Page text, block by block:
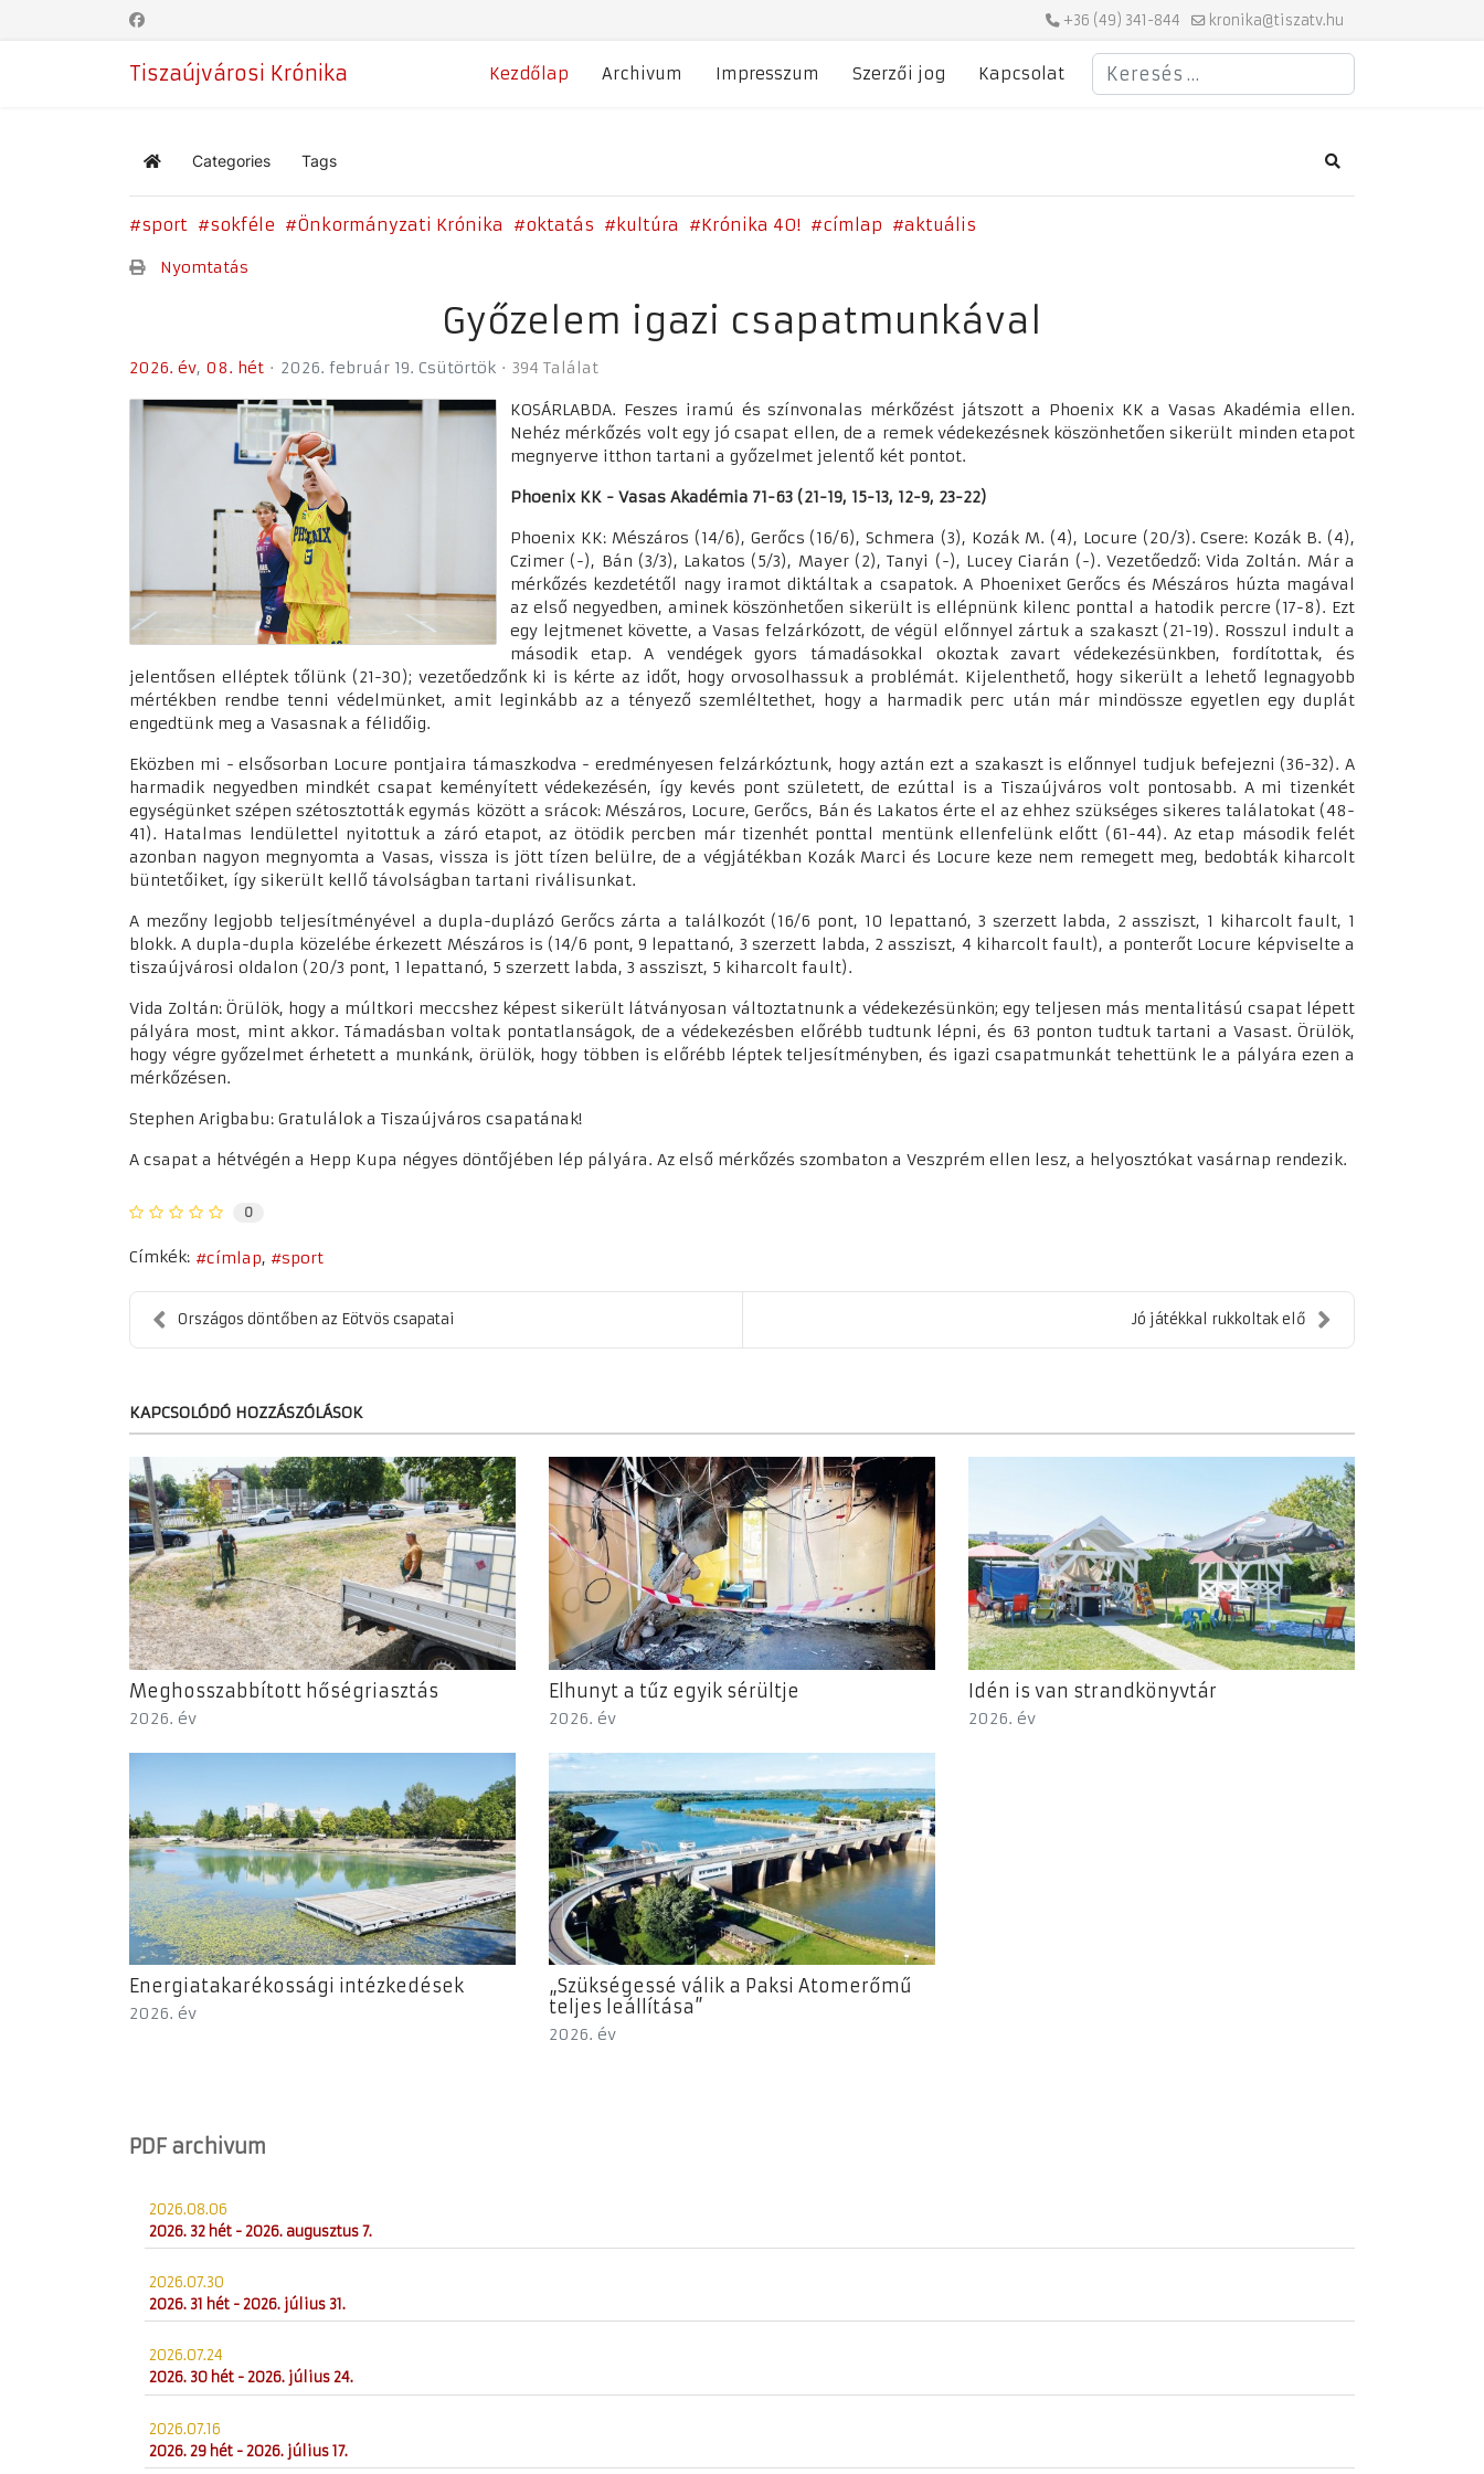
+36 (49) 341-844 kronika@tiszatv.hu
Tiszaújvárosi Krónika Kezdőlap Archivum Impresszum Szerzői jog Kapcsolat
Keresés
Home Categories Tags Search
sport sokféle Önkormányzati Krónika oktatás kultúra Krónika 40! címlap aktuális
Nyomtatás
Győzelem igazi csapatmunkával
2026. év 08. hét 2026. február 19. Csütörtök 394 Találat
KOSÁRLABDA. Feszes iramú és színvonalas mérkőzést játszott a Phoenix KK a Vasas Akadémia ellen.
Nehéz mérkőzés volt egy jó csapat ellen, de a remek védekezésnek köszönhetően sikerült minden etapot
megnyerve itthon tartani a győzelmet jelentő két pontot.
Phoenix KK - Vasas Akadémia 71-63 (21-19, 15-13, 12-9, 23-22)
Phoenix KK: Mészáros (14/6), Gerőcs (16/6), Schmera (3), Kozák M. (4), Locure (20/3). Csere: Kozák B. (4),
Czimer (-), Bán (3/3), Lakatos (5/3), Mayer (2), Tanyi (-), Lucey Ciarán (-). Vezetőedző: Vida Zoltán. Már a
mérkőzés kezdetétől nagy iramot diktáltak a csapatok. A Phoenixet Gerőcs és Mészáros húzta magával
az első negyedben, aminek köszönhetően sikerült is ellépnünk kilenc ponttal a hatodik percre (17-8). Ezt
egy lejtmenet követte, a Vasas felzárkózott, de végül előnnyel zártuk a szakaszt (21-19). Rosszul indult a
második etap. A vendégek gyors támadásokkal okoztak zavart védekezésünkben, fordítottak, és
jelentősen elléptek tőlünk (21-30); vezetőedzőnk ki is kérte az időt, hogy orvosolhassuk a problémát. Kijelenthető, hogy sikerült a lehető legnagyobb
mértékben rendbe tenni védelmünket, amit leginkább az a tényező szemléltethet, hogy a harmadik perc után már mindössze egyetlen egy duplát
engedtünk meg a Vasasnak a félidőig.
Eközben mi - elsősorban Locure pontjaira támaszkodva - eredményesen felzárkóztunk, hogy aztán ezt a szakaszt is előnnyel tudjuk befejezni (36-32). A
harmadik negyedben mindkét csapat keményített védekezésén, így kevés pont született, de ezúttal is a Tiszaújváros volt pontosabb. A mi tizenkét
egységünket szépen szétosztották egymás között a srácok: Mészáros, Locure, Gerőcs, Bán és Lakatos érte el az ehhez szükséges sikeres találatokat (48-
41). Hatalmas lendülettel nyitottuk a záró etapot, az ötödik percben már tizenhét ponttal mentünk ellenfelünk előtt (61-44). Az etap második felét
azonban nagyon megnyomta a Vasas, vissza is jött tízen belülre, de a végjátékban Kozák Marci és Locure keze nem remegett meg, bedobták kiharcolt
büntetőiket, így sikerült kellő távolságban tartani riválisunkat.
A mezőny legjobb teljesítményével a dupla-duplázó Gerőcs zárta a találkozót (16/6 pont, 10 lepattanó, 3 szerzett labda, 2 assziszt, 1 kiharcolt fault, 1
blokk. A dupla-dupla közelébe érkezett Mészáros is (14/6 pont, 9 lepattanó, 3 szerzett labda, 2 assziszt, 4 kiharcolt fault), a ponterőt Locure képviselte a
tiszaújvárosi oldalon (20/3 pont, 1 lepattanó, 5 szerzett labda, 3 assziszt, 5 kiharcolt fault).
Vida Zoltán: Örülök, hogy a múltkori meccshez képest sikerült látványosan változtatnunk a védekezésünkön; egy teljesen más mentalitású csapat lépett
pályára most, mint akkor. Támadásban voltak pontatlanságok, de a védekezésben előrébb tudtunk lépni, és 63 ponton tudtuk tartani a Vasast. Örülök,
hogy végre győzelmet érhetett a munkánk, örülök, hogy többen is előrébb léptek teljesítményben, és igazi csapatmunkát tehettünk le a pályára ezen a
mérkőzésen.
Stephen Arigbabu: Gratulálok a Tiszaújváros csapatának!
A csapat a hétvégén a Hepp Kupa négyes döntőjében lép pályára. Az első mérkőzés szombaton a Veszprém ellen lesz, a helyosztókat vasárnap rendezik.
0
Címkék: címlap sport
Országos döntőben az Eötvös csapatai Jó játékkal rukkoltak elő
KAPCSOLÓDÓ HOZZÁSZÓLÁSOK
Meghosszabbított hőségriasztás
2026. év
Elhunyt a tűz egyik sérültje
2026. év
Idén is van strandkönyvtár
2026. év
Energiatakarékossági intézkedések
2026. év
„Szükségessé válik a Paksi Atomerőmű
teljes leállítása”
2026. év
PDF archivum
2026.08.06
2026. 32 hét - 2026. augusztus 7.
2026.07.30
2026. 31 hét - 2026. július 31.
2026.07.24
2026. 30 hét - 2026. július 24.
2026.07.16
2026. 29 hét - 2026. július 17.